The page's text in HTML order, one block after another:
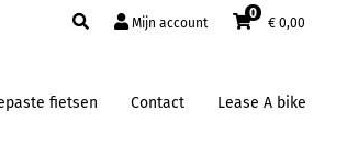
Mijn account
0
€ 0,00
fietsen Contact Lease A bike